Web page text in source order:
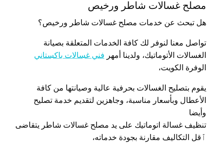
مصلح غسالات شاطر ورخيص
هل تبحث عن خدمات مصلح غسالات شاطر ورخيص؟
تواصل معنا لنوفر لك كافة الخدمات المتعلقة بصيانة
الغسالات الأتوماتيك، ولدينا أمهر فني غسالات باكستاني
الوفرة الكويت،
يقوم بتصليح الغسالات بحرفية عالية وصيانتها من كافة
الأعطال وبأسعار مناسبة، وجاهزين لتقديم خدمة تصليح
وأيضا
تنظيف غسالة اتوماتيك على يد مصلح غسالات شاطر يتقاضى
ٱقل التكاليف مقارنة بجودة خدماته،